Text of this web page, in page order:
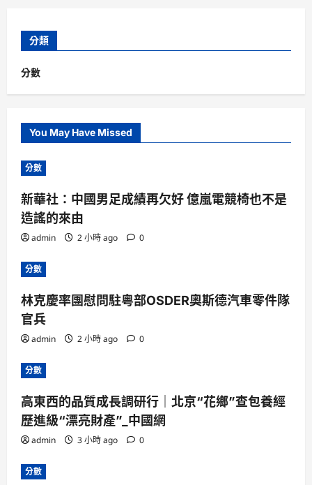
分類
分數
You May Have Missed
分數
新華社：中國男足成績再欠好 億嵐電競椅也不是
造謠的來由
admin 2 小時 ago 0
分數
林克慶率團慰問駐粵部OSDER奧斯德汽車零件隊
官兵
admin 2 小時 ago 0
分數
高東西的品質成長調研行｜北京“花鄉”查包養經
歷進級“漂亮財產”_中國網
admin 3 小時 ago 0
分數